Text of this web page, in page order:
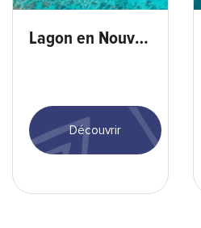
Lagon en Nouvelle-Calédonie
Découvrir